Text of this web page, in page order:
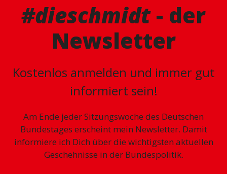
#dieschmidt- der
Newsletter
Kostenlos anmelden und immer gut
informiert sein!
Am Ende jeder Sitzungswoche des Deutschen
Bundestages erscheint mein Newsletter. Damit
informiere ich Dich über die wichtigsten aktuellen
Geschehnisse in der Bundespolitik.